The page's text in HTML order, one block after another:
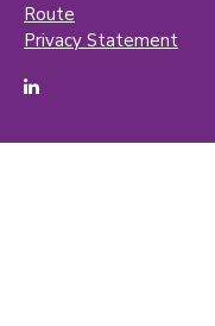
Route
Privacy Statement